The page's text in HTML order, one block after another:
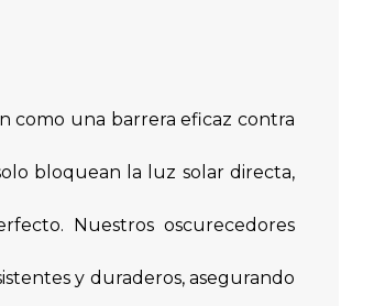
como una barrera eficaz contra
bloquean la luz solar directa,
Nuestros oscurecedores
y duraderos, asegurando